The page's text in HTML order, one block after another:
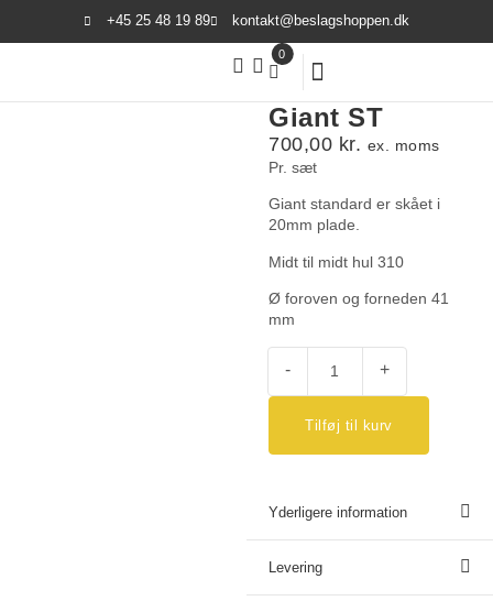
+45 25 48 19 89 kontakt@beslagshoppen.dk
0
Giant ST
700,00 kr. ex. moms
Pr. sæt
Giant standard er skået i
20mm plade.
Midt til midt hul 310
Ø foroven og forneden 41
mm
- +
Tilføj til kurv
Yderligere information
Levering